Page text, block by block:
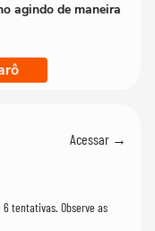
agindo de maneira
Acessar →
tentativas. Observe as